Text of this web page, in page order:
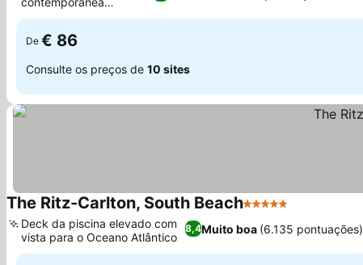
selecionada
De € 86
Consulte os preços de 10 sites
The Ritz-Carlton, South Beach5 Estrelas
8,4Muito boa (6.135 pontuações)
Deck da piscina elevado com
vista para o Oceano Atlântico